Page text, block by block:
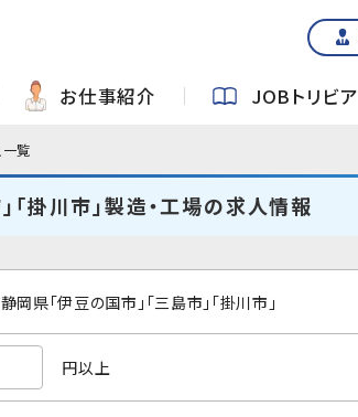
お仕事紹介 JOBトリビア
覧
「掛川市」製造・工場の求人情報
静岡県「伊豆の国市」「三島市」「掛川市」
円以上